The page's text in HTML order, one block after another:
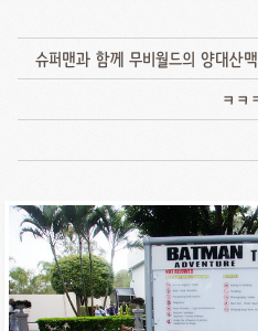
슈퍼맨과 함께 무비월드의 양대산
ㅋㅋ